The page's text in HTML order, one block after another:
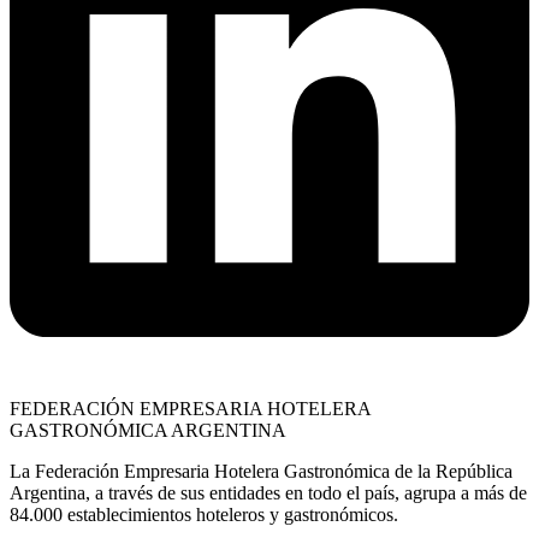
FEDERACIÓN EMPRESARIA HOTELERA
GASTRONÓMICA ARGENTINA
La Federación Empresaria Hotelera Gastronómica de la República
Argentina, a través de sus entidades en todo el país, agrupa a más de
84.000 establecimientos hoteleros y gastronómicos.